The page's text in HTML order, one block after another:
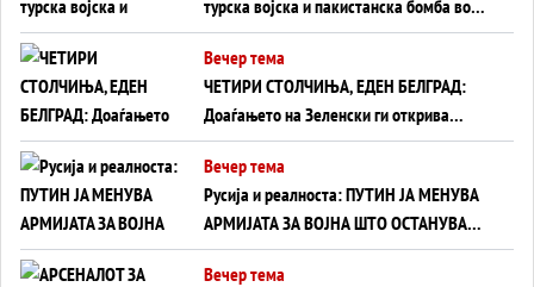
турска војска и пакистанска бомба во
служба на Америка - или ќе стане
сувишна?
Вечер тема
ЧЕТИРИ СТОЛЧИЊА, ЕДЕН БЕЛГРАД:
Доаѓањето на Зеленски ги открива
тајните на политиката на балансирање
на Вучиќ
Вечер тема
Русија и реалноста: ПУТИН ЈА МЕНУВА
АРМИЈАТА ЗА ВОЈНА ШТО ОСТАНУВА
БЕЗ ФРОНТ
Вечер тема